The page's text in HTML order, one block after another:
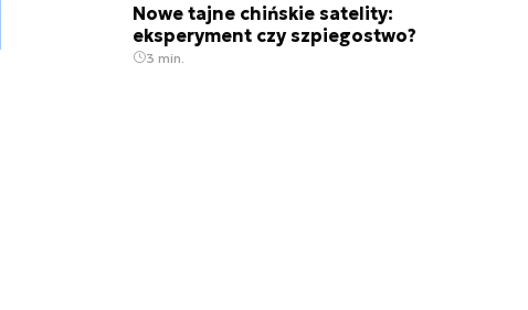
Nowe tajne chińskie satelity:
eksperyment czy szpiegostwo?
3 min.